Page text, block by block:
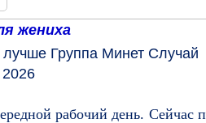
жениха
лучше Группа Минет Случай
2026
рабочий день. Сейчас